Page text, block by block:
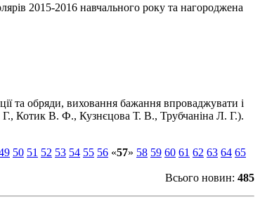
2015-2016 навчального року та нагороджена
та обряди, виховання бажання впроваджувати і
Г., Котик В. Ф., Кузнєцова Т. В., Трубчаніна Л. Г.).
50 51 52 53 54 55 56 «57» 58 59 60 61 62 63 64 65
Всього новин: 485